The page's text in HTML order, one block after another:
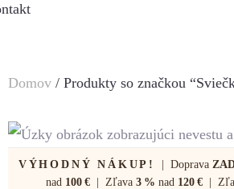
Domov / Produkty so značkou
VÝHODNÝ NÁKUP! | Doprava
nad 100 €| Zľava 3 % nad 120 €|